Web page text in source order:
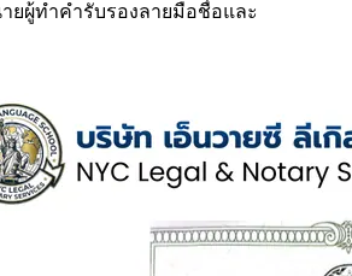
ยผู้ทำคำรับรองลายมือชื่อและ